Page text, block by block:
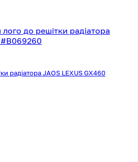
радіатора JAOS LEXUS GX460